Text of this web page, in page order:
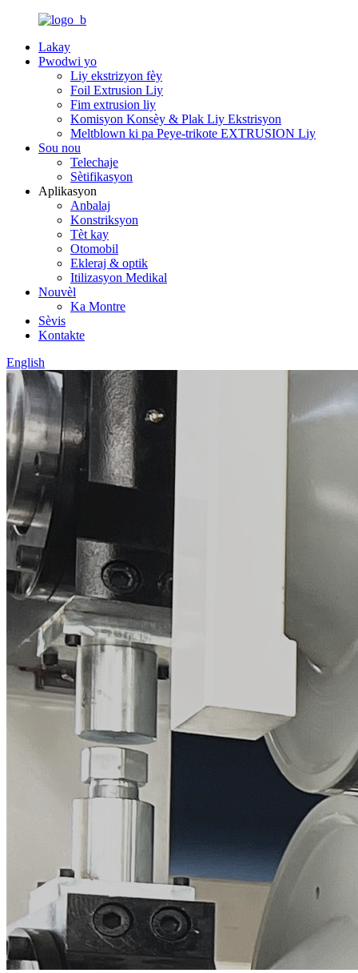
Lakay
Pwodwi yo
Liy ekstrizyon fèy
Foil Extrusion Liy
Fim extrusion liy
Komisyon Konsèy & Plak Liy Ekstrisyon
Meltblown ki pa Peye-trikote EXTRUSION Liy
Sou nou
Telechaje
Sètifikasyon
Aplikasyon
Anbalaj
Konstriksyon
Tèt kay
Otomobil
Ekleraj & optik
Itilizasyon Medikal
Nouvèl
Ka Montre
Sèvis
Kontakte
English